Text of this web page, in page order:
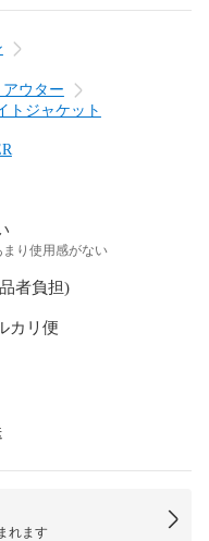
ウター
トジャケット
り使用感がない
者負担)
カリ便
れます